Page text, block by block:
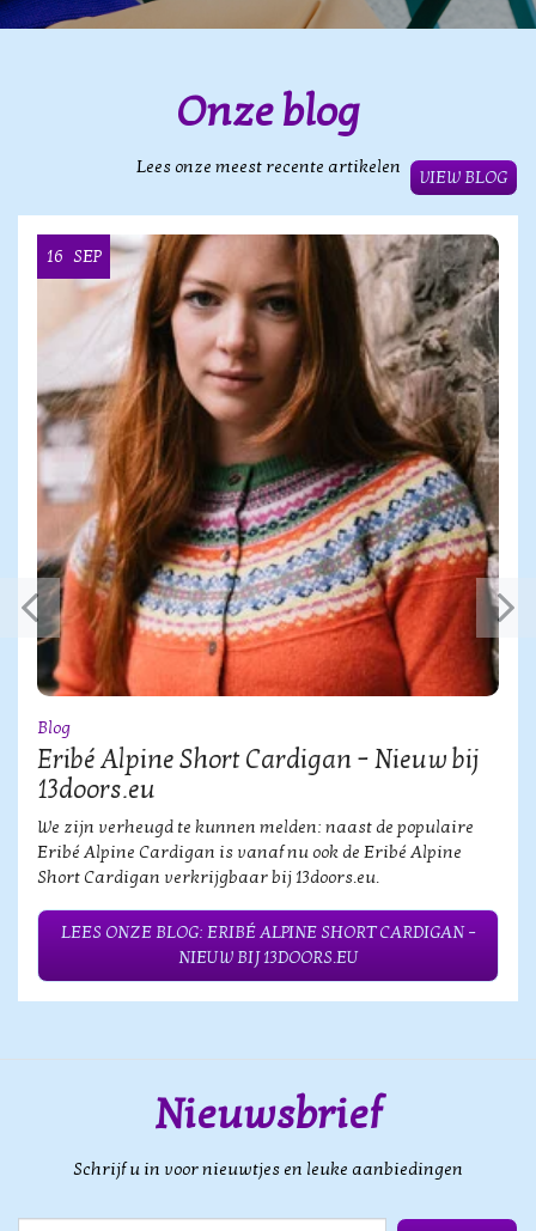
Onze blog
Lees onze meest recente artikelen
VIEW BLOG
16 SEP
Blog
Eribé Alpine Short Cardigan – Nieuw bij
13doors.eu
We zijn verheugd te kunnen melden: naast de populaire
Eribé Alpine Cardigan is vanaf nu ook de Eribé Alpine
Short Cardigan verkrijgbaar bij 13doors.eu.
LEES ONZE BLOG: ERIBÉ ALPINE SHORT CARDIGAN –
NIEUW BIJ 13DOORS.EU
Nieuwsbrief
Schrijf u in voor nieuwtjes en leuke aanbiedingen